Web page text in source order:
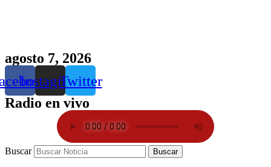
agosto 7, 2026
InstagramTwitter
Radio en vivo
Buscar Buscar